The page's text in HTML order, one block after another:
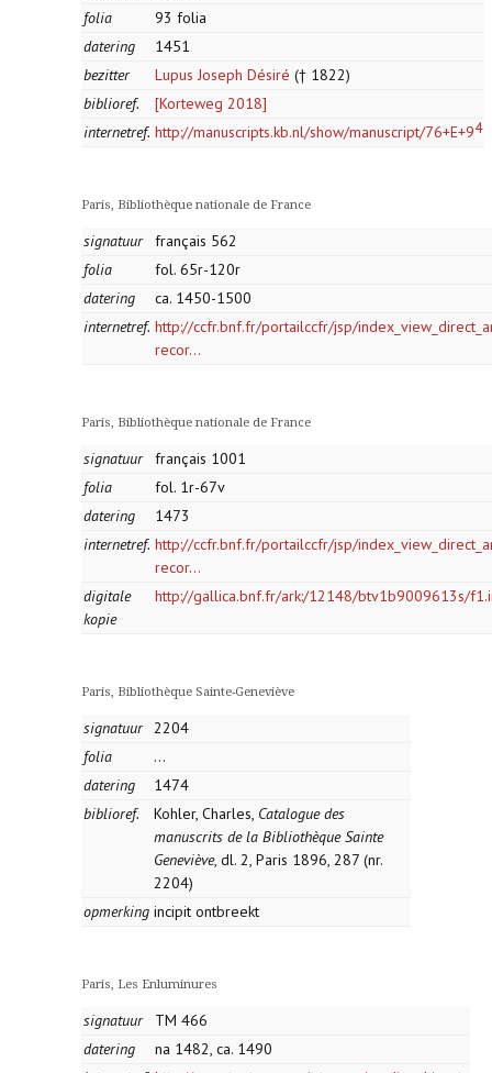
folia
93 folia
datering
1451
bezitter
Lupus Joseph Désiré († 1822)
biblioref.
[Korteweg 2018]
internetref. http://manuscripts.kb.nl/show/manuscript/76+E+94
Paris, Bibliothèque nationale de France
signatuur
français 562
folia
fol. 65r-120r
datering
ca. 1450-1500
internetref. http://ccfr.bnf.fr/portailccfr/jsp/
recor...
Paris, Bibliothèque nationale de France
signatuur
français 1001
folia
fol. 1r-67v
datering
1473
internetref. http://ccfr.bnf.fr/portailccfr/jsp/
recor...
digitale
kopie
http://gallica.bnf.fr/ark:/12148/btv1b9009613s/
Paris, Bibliothèque Sainte-Geneviève
signatuur 2204
folia
...
datering
1474
biblioref.
Kohler, Charles, Catalogue des
manuscrits de la Bibliothèque Sainte
Geneviève, dl. 2, Paris 1896, 287 (nr.
2204)
opmerking incipit ontbreekt
Paris, Les Enluminures
signatuur
TM 466
datering
na 1482, ca. 1490